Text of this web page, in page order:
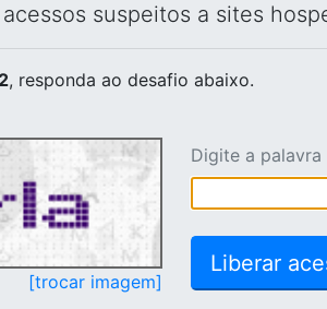
suspeitos a sites
, responda ao desafio abaixo.
[trocar imagem]
Digite a